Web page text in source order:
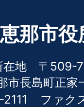
恵那市役
在地 〒509-
市長島町正家
ファ